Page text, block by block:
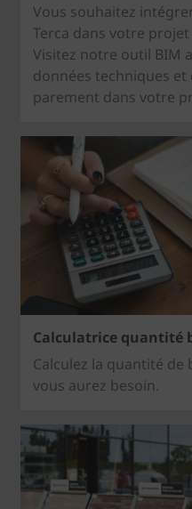
Vous souhaitez
Terca dans votre projet
Visitez notre outil BIM
données techniques
parement dans votre
Calculatrice quantité
Calculez la quantité
vous aurez besoin.